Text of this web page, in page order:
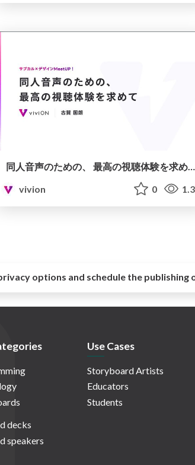
vivion
0
options and schedule the publishing
decks
speakers
Use Cases
Storyboard Artists
Educators
Students